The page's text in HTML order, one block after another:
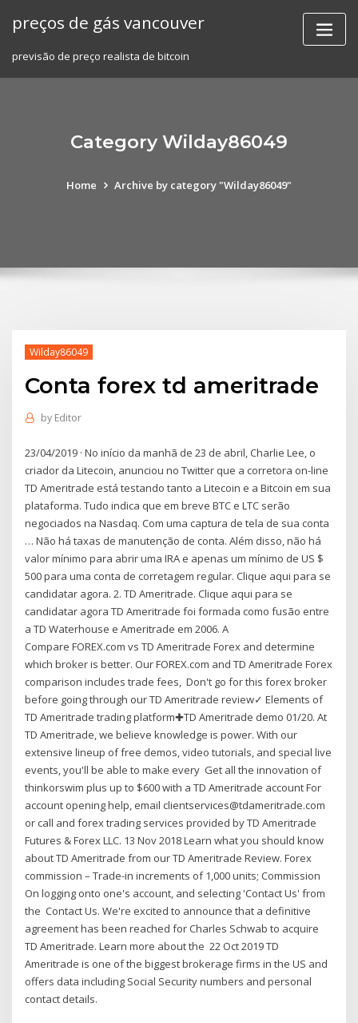
preços de gás vancouver
previsão de preço realista de bitcoin
Category Wilday86049
Home Archive by category "Wilday86049"
Wilday86049
Conta forex td ameritrade
by Editor
23/04/2019 · No início da manhã de 23 de abril, Charlie Lee, o
criador da Litecoin, anunciou no Twitter que a corretora on-line
TD Ameritrade está testando tanto a Litecoin e a Bitcoin em sua
plataforma. Tudo indica que em breve BTC e LTC serão
negociados na Nasdaq. Com uma captura de tela de sua conta
… Não há taxas de manutenção de conta. Além disso, não há
valor mínimo para abrir uma IRA e apenas um mínimo de US $
500 para uma conta de corretagem regular. Clique aqui para se
candidatar agora. 2. TD Ameritrade. Clique aqui para se
candidatar agora TD Ameritrade foi formada como fusão entre
a TD Waterhouse e Ameritrade em 2006. A
Compare FOREX.com vs TD Ameritrade Forex and determine
which broker is better. Our FOREX.com and TD Ameritrade Forex
comparison includes trade fees, Don't go for this forex broker
before going through our TD Ameritrade review✓ Elements of
TD Ameritrade trading platform✚TD Ameritrade demo 01/20. At
TD Ameritrade, we believe knowledge is power. With our
extensive lineup of free demos, video tutorials, and special live
events, you'll be able to make every Get all the innovation of
thinkorswim plus up to $600 with a TD Ameritrade account For
account opening help, email clientservices@tdameritrade.com
or call and forex trading services provided by TD Ameritrade
Futures & Forex LLC. 13 Nov 2018 Learn what you should know
about TD Ameritrade from our TD Ameritrade Review. Forex
commission – Trade-in increments of 1,000 units; Commission
On logging onto one's account, and selecting 'Contact Us' from
the Contact Us. We're excited to announce that a definitive
agreement has been reached for Charles Schwab to acquire
TD Ameritrade. Learn more about the 22 Oct 2019 TD
Ameritrade is one of the biggest brokerage firms in the US and
offers data including Social Security numbers and personal
contact details.